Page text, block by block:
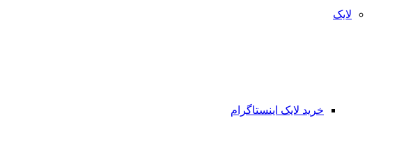
لایک
خرید لایک اینستاگرام